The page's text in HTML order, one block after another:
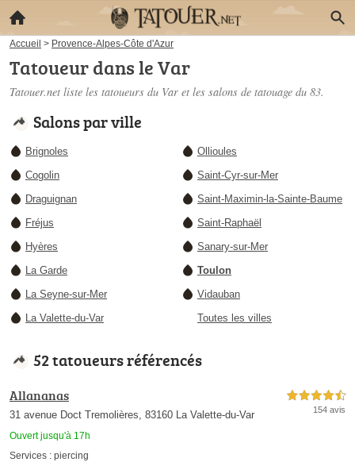
Accueil > Provence-Alpes-Côte d'Azur
Tatoueur dans le Var
Tatouer.net liste les tatoueurs du Var et les salons de tatouage du 83.
Salons par ville
Brignoles
Cogolin
Draguignan
Fréjus
Hyères
La Garde
La Seyne-sur-Mer
La Valette-du-Var
Ollioules
Saint-Cyr-sur-Mer
Saint-Maximin-la-Sainte-Baume
Saint-Raphaël
Sanary-sur-Mer
Toulon
Vidauban
Toutes les villes
52 tatoueurs référencés
Allananas
31 avenue Doct Tremolières, 83160 La Valette-du-Var
Ouvert jusqu'à 17h
4,5 étoiles sur 5
154 avis
Services : piercing